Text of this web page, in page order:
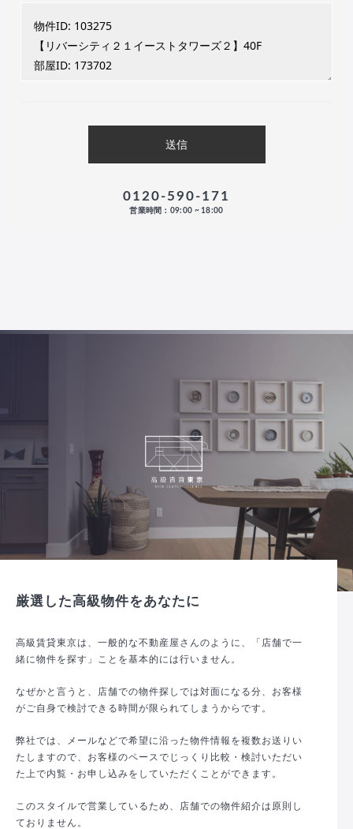
0120-590-171
営業時間：09:00 ~ 18:00
厳選した高級物件をあなたに
高級賃貸東京は、一般的な不動産屋さんのように、「店舗で一
緒に物件を探す」ことを基本的には行いません。
なぜかと言うと、店舗での物件探しでは対面になる分、お客様
がご自身で検討できる時間が限られてしまうからです。
弊社では、メールなどで希望に沿った物件情報を複数お送りい
たしますので、お客様のペースでじっくり比較・検討いただい
た上で内覧・お申し込みをしていただくことができます。
このスタイルで営業しているため、店舗での物件紹介は原則し
ておりません。